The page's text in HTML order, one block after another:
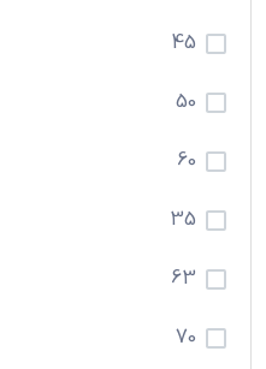
45
50
60
35
63
70